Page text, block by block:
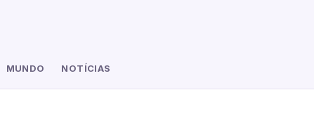
MUNDO NOTÍCIAS